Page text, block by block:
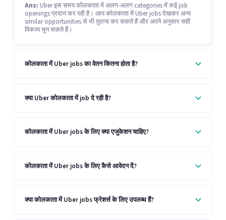
Ans: Uber इस समय कोलकाता में अलग-अलग categories में कई job
openings प्रदान कर रही है। आप कोलकाता में Uber jobs देखकर अन्य
similar opportunities से भी तुलना कर सकते हैं और अपने अनुसार सही
विकल्प चुन सकते हैं।
कोलकाता में Uber jobs का वेतन कितना होता है?
क्या Uber कोलकाता में job दे रही है?
कोलकाता में Uber jobs के लिए क्या एजुकेशन चाहिए?
कोलकाता में Uber jobs के लिए कैसे आवेदन दें?
क्या कोलकाता में Uber jobs फ्रेशर्स के लिए उपलब्ध हैं?